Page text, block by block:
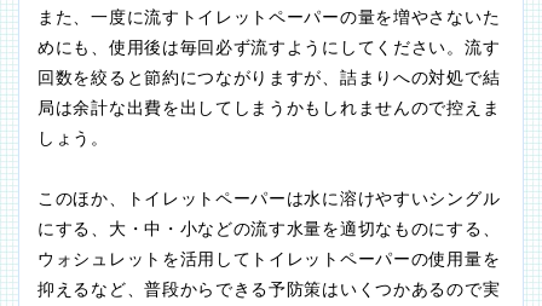
また、一度に流すトイレットペーパーの量を増やさないた
めにも、使用後は毎回必ず流すようにしてください。流す
回数を絞ると節約につながりますが、詰まりへの対処で結
局は余計な出費を出してしまうかもしれませんので控えま
しょう。
このほか、トイレットペーパーは水に溶けやすいシングル
にする、大・中・小などの流す水量を適切なものにする、
ウォシュレットを活用してトイレットペーパーの使用量を
抑えるなど、普段からできる予防策はいくつかあるので実